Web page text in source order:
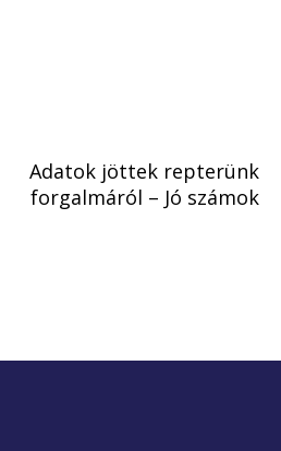
Adatok jöttek repterünk
forgalmáról – Jó számok